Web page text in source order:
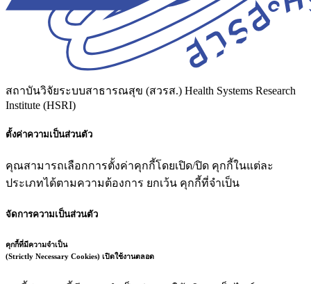
สถาบันวิจัยระบบสาธารณสุข (สวรส.) Health Systems Research
Institute (HSRI)
ตั้งค่าความเป็นส่วนตัว
คุณสามารถเลือกการตั้งค่าคุกกี้โดยเปิด/ปิด คุกกี้ในแต่ละ
ประเภทได้ตามความต้องการ ยกเว้น คุกกี้ที่จำเป็น
จัดการความเป็นส่วนตัว
คุกกี้ที่มีความจำเป็น
(Strictly Necessary Cookies) เปิดใช้งานตลอด